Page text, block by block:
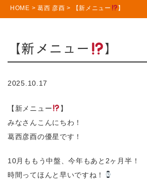
HOME > 葛西 彦酉 > 【新メニュー 】
【新メニュー 】
2025.10.17
【新メニュー
】
みなさんこんにちわ！
葛西彦酉の優星です！
10月ももう中盤、今年もあと2ヶ月半！
時間ってほんと早いですね！